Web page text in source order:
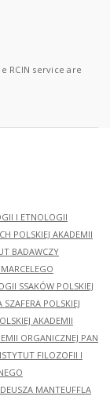
RCIN service are
I ETNOLOGII
POLSKIEJ AKADEMII
BADAWCZY
SSAKÓW POLSKIEJ
POLSKIEJ
AKADEMII
ORGANICZNEJ PAN
FILOZOFII I
MANTEUFFLA